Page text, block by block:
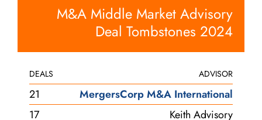
M&A Middle Market Advisory
Deal Tombstones 2024
ADVISOR
DEALS
MergersCorp M&A International
21
Keith Advisory
17